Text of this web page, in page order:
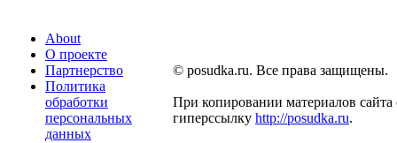
About
О проекте
Партнерство
Политика
обработки
персональных
данных
© posudka.ru. Все права защищены.
При копировании материалов сайта
гиперссылку http://posudka.ru.